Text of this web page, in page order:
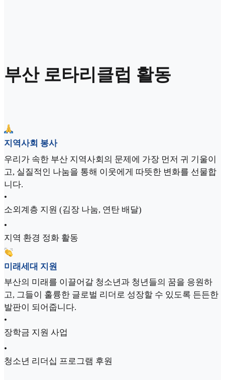
부산 로타리클럽 활동
지역사회 봉사
우리가 속한 부산 지역사회의 문제에 가장 먼저 귀 기울이
고, 실질적인 나눔을 통해 이웃에게 따뜻한 변화를 선물합
니다.
•
소외계층 지원 (김장 나눔, 연탄 배달)
•
지역 환경 정화 활동
미래세대 지원
부산의 미래를 이끌어갈 청소년과 청년들의 꿈을 응원하
고, 그들이 훌륭한 글로벌 리더로 성장할 수 있도록 든든한
발판이 되어줍니다.
•
장학금 지원 사업
•
청소년 리더십 프로그램 후원